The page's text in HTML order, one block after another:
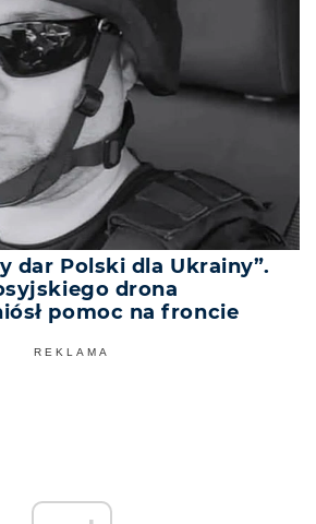
dar Polski dla Ukrainy”.
drona
pomoc na froncie
REKLAMA